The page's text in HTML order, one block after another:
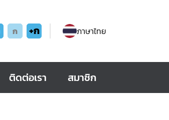
ก +ก ภาษาไทย
ติดต่อเรา สมาชิก